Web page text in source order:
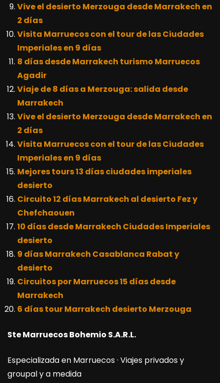
Vive el desierto Merzouga desde Marrakech en
2 días
Visita Marruecos con el tour de las Ciudades
Imperiales en 9 días
8 días desde Marrakech turismo Marruecos
Agadir
Viaje de 8 días a Merzouga: salida desde
Marrakech
Vive el desierto Merzouga desde Marrakech en
2 días
Visita Marruecos con el tour de las Ciudades
Imperiales en 9 días
Mejores tours 13 días ciudades imperiales
desierto
Circuito 12 días Marrakech al desierto Fez y
Chefchaouen
10 días desde Marrakech Ciudades Imperiales
desierto
9 días Marrakech Casablanca Rabat y
desierto
Circuitos por Marruecos 15 días desde
Marrakech
6 días tour Marrakech desierto Merzouga
Ste Marruecos Bohemio S.A.R.L.
Especializada en Marruecos · Viajes privados y
groupal y a medida